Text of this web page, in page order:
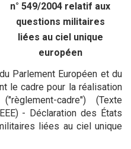
n° 549/2004 relatif aux
questions militaires
liées au ciel unique
européen
Parlement Européen et du
le cadre pour la réalisation
cadre") (Texte
- Déclaration des États
liées au ciel unique